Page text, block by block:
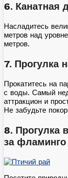
6. Канатная
Насладитесь
метров над
метров.
7.⁠ ⁠Прогулка
Прокатитесь на
с воды. Самый
аттракцион и
Не забудьте
8.⁠ ⁠Прогулка
за фламинго